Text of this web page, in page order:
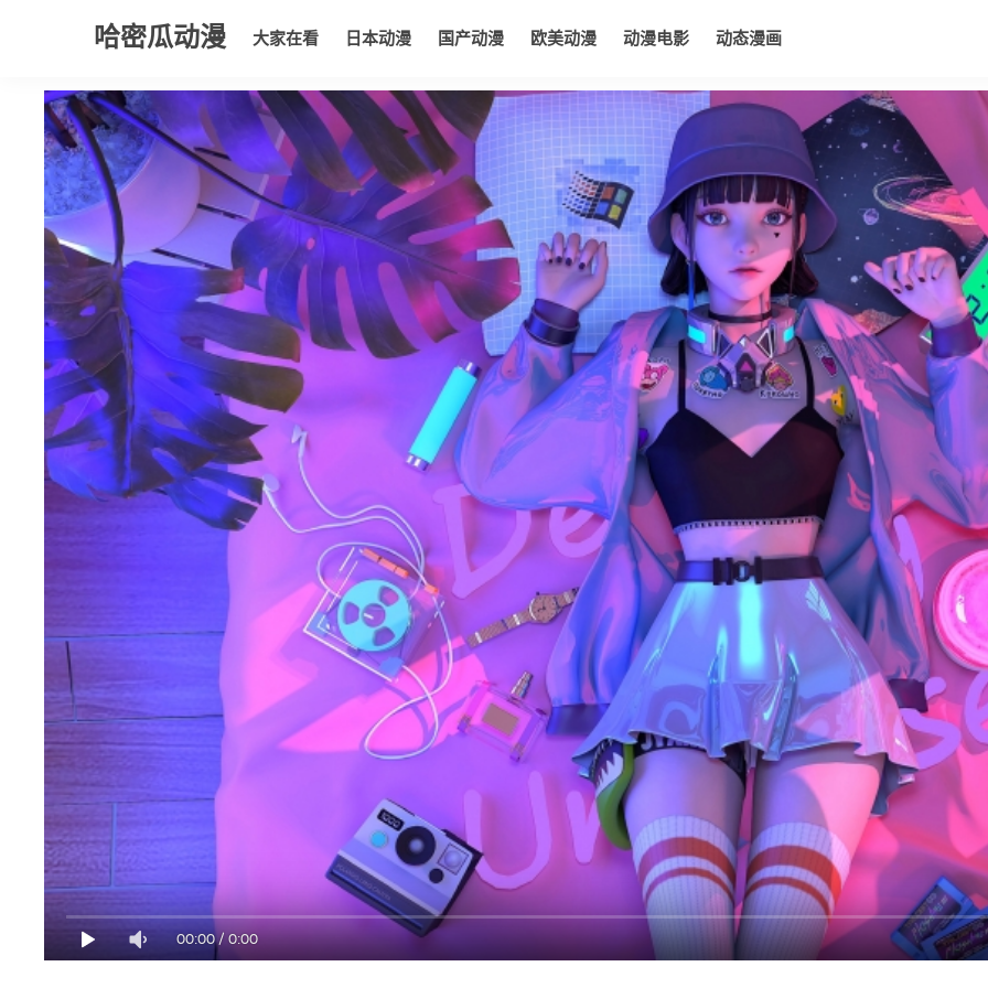
哈密瓜动漫 大家在看 日本动漫 国产动漫 欧美动漫 动漫电影 动态漫画
大家在看 日本动漫 国产动漫 欧美动漫 动漫电影 动态漫画
00:00/0:00